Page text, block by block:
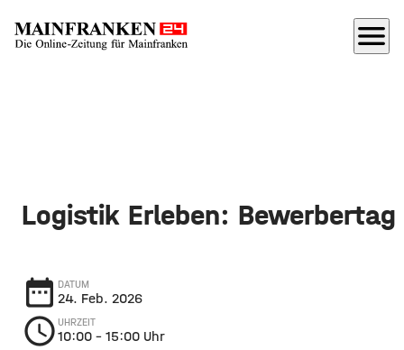
menu
Logistik Erleben: Bewerbertag
date_range DATUM
24. Feb. 2026
schedule UHRZEIT
10:00 – 15:00 Uhr